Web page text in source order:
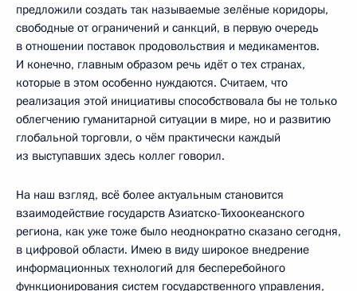
предложили создать так называемые зелёные коридоры,
свободные от ограничений и санкций, в первую очередь
в отношении поставок продовольствия и медикаментов.
И конечно, главным образом речь идёт о тех странах,
которые в этом особенно нуждаются. Считаем, что
реализация этой инициативы способствовала бы не только
облегчению гуманитарной ситуации в мире, но и развитию
глобальной торговли, о чём практически каждый
из выступавших здесь коллег говорил.
На наш взгляд, всё более актуальным становится
взаимодействие государств Азиатско-Тихоокеанского
региона, как уже тоже было неоднократно сказано сегодня,
в цифровой области. Имею в виду широкое внедрение
информационных технологий для бесперебойного
функционирования систем государственного управления,